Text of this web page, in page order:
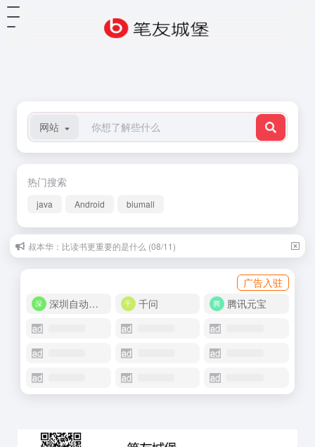
网站
热门搜索
java Android biumall
叔本华：比读书更重要的是什么 (08/11)
广告入驻
深圳自动化商城
千问 腾讯元宝